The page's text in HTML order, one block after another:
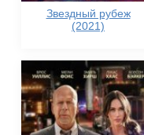
Звездный рубеж
(2021)